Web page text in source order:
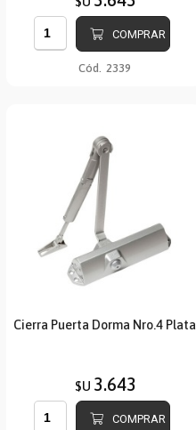
COMPRAR
Cód. 2339
Cierra Puerta Dorma Nro.4 Plata
$U 3.643
COMPRAR